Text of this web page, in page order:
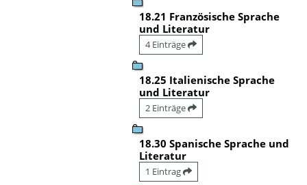
18.21 Französische Sprache
und Literatur
4 Einträge
18.25 Italienische Sprache
und Literatur
2 Einträge
18.30 Spanische Sprache und
Literatur
1 Eintrag